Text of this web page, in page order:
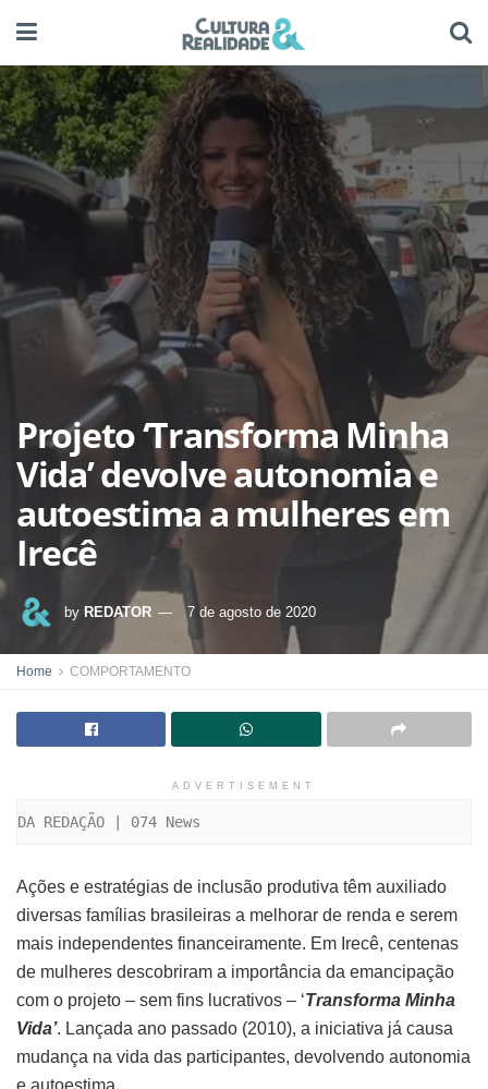
Projeto ‘Transforma Minha
Vida’ devolve autonomia e
autoestima a mulheres em
Irecê
by REDATOR 7 de agosto de 2020
Home COMPORTAMENTO
ADVERTISEMENT
DA REDAÇÃO | 074 News
Ações e estratégias de inclusão produtiva têm auxiliado
diversas famílias brasileiras a melhorar de renda e serem
mais independentes financeiramente. Em Irecê, centenas
de mulheres descobriram a importância da emancipação
com o projeto – sem fins lucrativos – ‘Transforma Minha
Vida’. Lançada ano passado (2010), a iniciativa já causa
mudança na vida das participantes, devolvendo autonomia
e autoestima.